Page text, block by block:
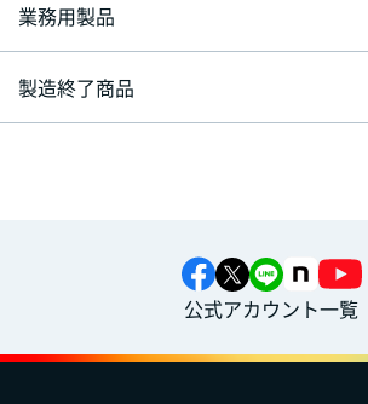
業務用製品
製造終了商品
公式アカウント一覧